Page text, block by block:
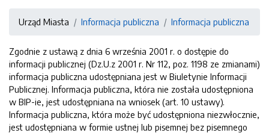
Urząd Miasta Informacja publiczna Informacja publiczna
Zgodnie z ustawą z dnia 6 września 2001 r. o dostępie do
informacji publicznej (Dz.U.z 2001 r. Nr 112, poz. 1198 ze zmianami)
informacja publiczna udostępniana jest w Biuletynie Informacji
Publicznej. Informacja publiczna, która nie została udostępniona
w BIP-ie, jest udostępniana na wniosek (art. 10 ustawy).
Informacja publiczna, która może być udostępniona niezwłocznie,
jest udostępniana w formie ustnej lub pisemnej bez pisemnego